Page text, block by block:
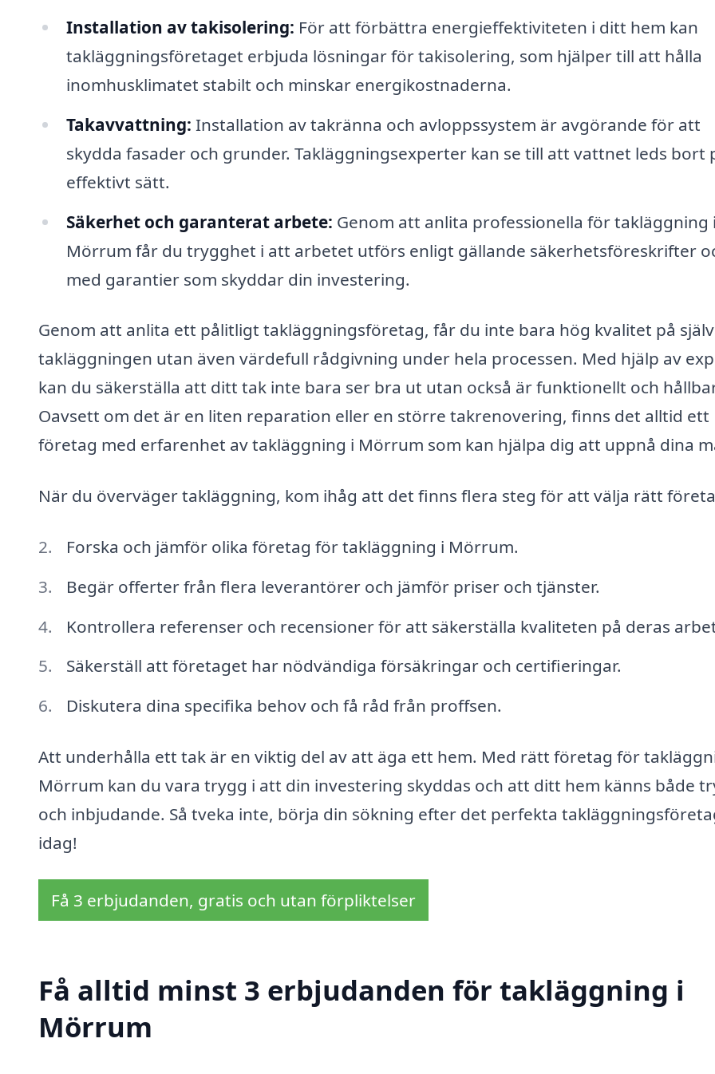
Installation av takisolering: För att förbättra energieffektiviteten i ditt hem kan
takläggningsföretaget erbjuda lösningar för takisolering, som hjälper till att hålla
inomhusklimatet stabilt och minskar energikostnaderna.
Takavvattning: Installation av takränna och avloppssystem är avgörande för att
skydda fasader och grunder. Takläggningsexperter kan se till att vattnet leds bort
effektivt sätt.
Säkerhet och garanterat arbete: Genom att anlita professionella för takläggning i
Mörrum får du trygghet i att arbetet utförs enligt gällande säkerhetsföreskrifter
med garantier som skyddar din investering.
Genom att anlita ett pålitligt takläggningsföretag, får du inte bara hög kvalitet på
takläggningen utan även värdefull rådgivning under hela processen. Med hjälp av
kan du säkerställa att ditt tak inte bara ser bra ut utan också är funktionellt och
Oavsett om det är en liten reparation eller en större takrenovering, finns det alltid ett
företag med erfarenhet av takläggning i Mörrum som kan hjälpa dig att uppnå dina
När du överväger takläggning, kom ihåg att det finns flera steg för att välja rätt
Forska och jämför olika företag för takläggning i Mörrum.
Begär offerter från flera leverantörer och jämför priser och tjänster.
Kontrollera referenser och recensioner för att säkerställa kvaliteten på deras
Säkerställ att företaget har nödvändiga försäkringar och certifieringar.
Diskutera dina specifika behov och få råd från proffsen.
Att underhålla ett tak är en viktig del av att äga ett hem. Med rätt företag för
Mörrum kan du vara trygg i att din investering skyddas och att ditt hem känns både
och inbjudande. Så tveka inte, börja din sökning efter det perfekta
idag!
Få 3 erbjudanden, gratis och utan förpliktelser
Få alltid minst 3 erbjudanden för takläggning i
Mörrum